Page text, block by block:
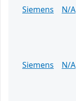
Siemens
N/A
Siemens
N/A